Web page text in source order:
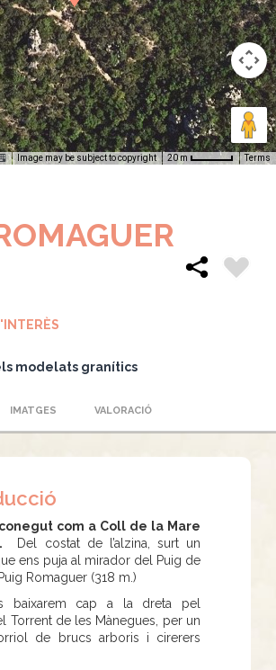
Image may be subject to copyright 20 m Terms
modelats granítics
IMATGES VALORACIÓ
com a Coll de la Mare
Del costat de l’alzina, surt un
ens puja al mirador del Puig de
Romaguer (318 m.)
baixarem cap a la dreta pel
Torrent de les Mànegues, per un
de brucs arboris i cirerers